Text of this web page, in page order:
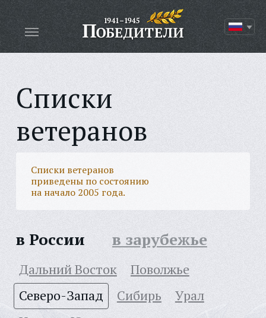
Списки
ветеранов
Списки ветеранов
приведены по состоянию
на начало 2005 года.
в России в зарубежье
Дальний Восток
Поволжье
Северо-Запад
Сибирь
Урал